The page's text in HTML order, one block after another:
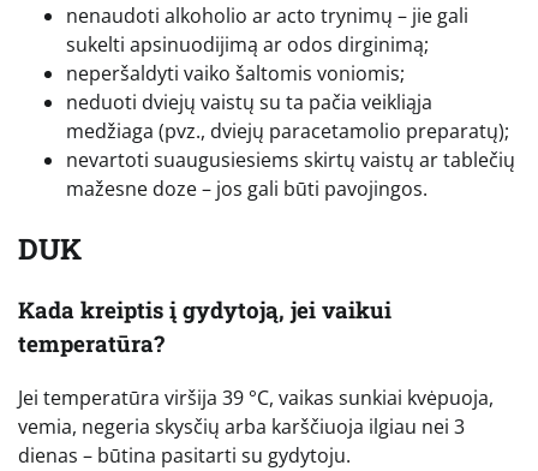
nenaudoti alkoholio ar acto trynimų – jie gali
sukelti apsinuodijimą ar odos dirginimą;
neperšaldyti vaiko šaltomis voniomis;
neduoti dviejų vaistų su ta pačia veikliąja
medžiaga (pvz., dviejų paracetamolio preparatų);
nevartoti suaugusiesiems skirtų vaistų ar tablečių
mažesne doze – jos gali būti pavojingos.
DUK
Kada kreiptis į gydytoją, jei vaikui
temperatūra?
Jei temperatūra viršija 39 °C, vaikas sunkiai kvėpuoja,
vemia, negeria skysčių arba karščiuoja ilgiau nei 3
dienas – būtina pasitarti su gydytoju.